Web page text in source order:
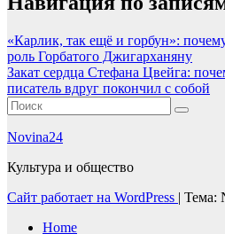
«Карлик, так ещё и горбун»:
роль Горбатого Джигарханяну
Закат сердца Стефана Цвейга:
писатель вдруг покончил с собой
Novina24
Культура и общество
Сайт работает на WordPress | Тема:
Home